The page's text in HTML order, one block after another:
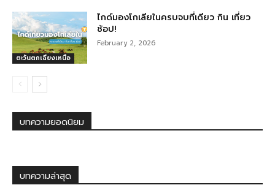
ตะวันตกเฉียงเหนือ
ไกด์มองโกเลียในครบจบที่เดียว กิน เที่ยว
ช้อป!
February 2, 2026
บทความยอดนิยม
บทความล่าสุด